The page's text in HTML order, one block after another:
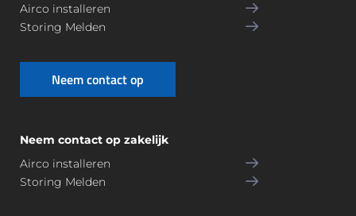
Airco installeren
Storing Melden
Neem contact op
Neem contact op zakelijk
Airco installeren
Storing Melden